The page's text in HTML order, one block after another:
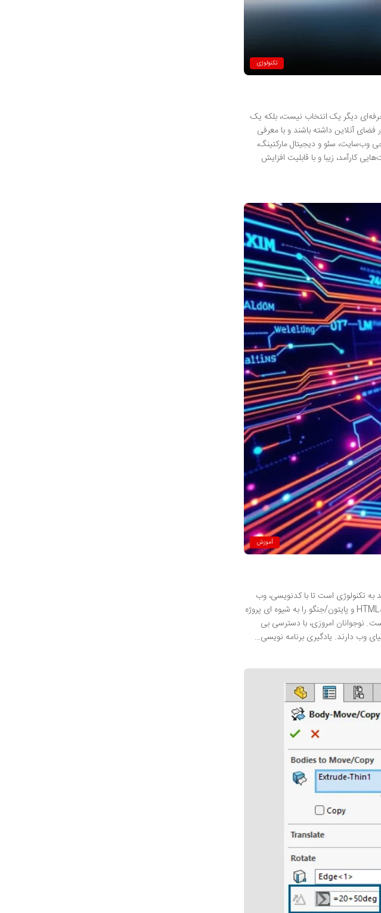
تکنولوژی
دیگر یک انتخاب نیست، بلکه یک
آنلاین داشته باشند و با معرفی
وب‌سایت، سئو و دیجیتال مارکتینگ،
کارآمد، زیبا و با قابلیت افزایش
آموزش
به تکنولوژی است تا با کدنویسی، وب
سایت ها و وب اپلیکیشن های خود را خلق کنند. این آموزش مهارت های کلیدی توسعه وب شامل HTML، CSS و پایتون/جنگو را به شیوه ای پروژه
نوجوانان امروزی، با دسترسی بی
وب دارند. یادگیری برنامه نویسی…